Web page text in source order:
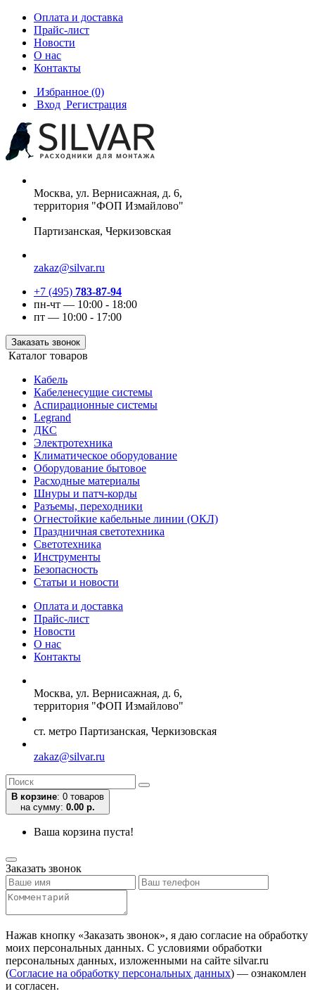
Оплата и доставка
Прайс-лист
Новости
О нас
Контакты
Избранное (0)
Вход Регистрация
Москва, ул. Вернисажная, д. 6,
территория "ФОП Измайлово"
Партизанская, Черкизовская
zakaz@silvar.ru
+7 (495) 783-87-94
пн-чт — 10:00 - 18:00
пт — 10:00 - 17:00
Заказать звонок
Каталог товаров
Кабель
Кабеленесущие системы
Аспирационные системы
Legrand
ДКС
Электротехника
Климатическое оборудование
Оборудование бытовое
Расходные материалы
Шнуры и патч-корды
Разъемы, переходники
Огнестойкие кабельные линии (ОКЛ)
Праздничная светотехника
Светотехника
Инструменты
Безопасность
Статьи и новости
Оплата и доставка
Прайс-лист
Новости
О нас
Контакты
Москва, ул. Вернисажная, д. 6,
территория "ФОП Измайлово"
ст. метро Партизанская, Черкизовская
zakaz@silvar.ru
В корзине: 0 товаров
на сумму: 0.00 р.
Ваша корзина пуста!
Заказать звонок
Нажав кнопку «Заказать звонок», я даю согласие на обработку
моих персональных данных. С условиями обработки
персональных данных, изложенными на сайте silvar.ru
(Согласие на обработку персональных данных) — ознакомлен
и согласен.